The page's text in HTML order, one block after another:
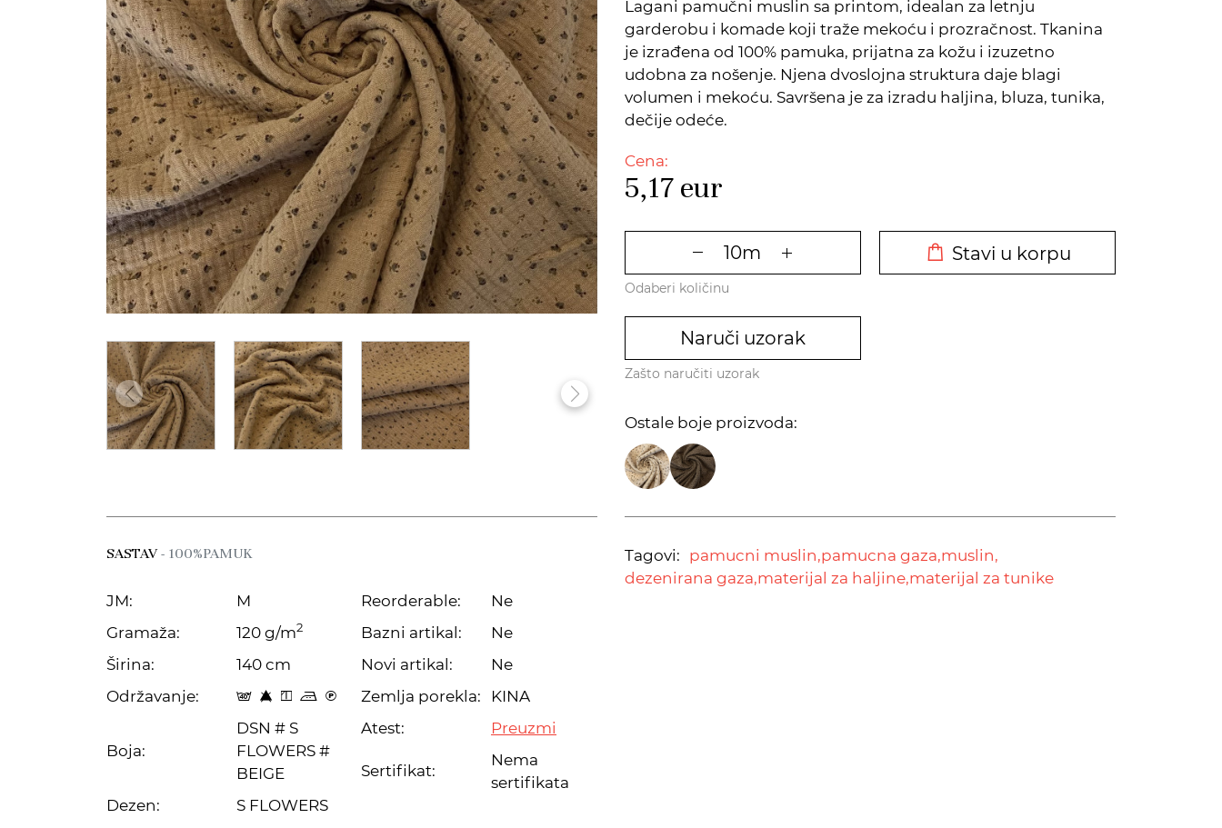
Lagani pamučni muslin sa printom, idealan za letnju
garderobu i komade koji traže mekoću i prozračnost. Tkanina
je izrađena od 100% pamuka, prijatna za kožu i izuzetno
udobna za nošenje. Njena dvoslojna struktura daje blagi
volumen i mekoću. Savršena je za izradu haljina, bluza, tunika,
dečije odeće.
Cena:
5,17 eur
Stavi u korpu
Odaberi količinu
Naruči uzorak
Zašto naručiti uzorak
Ostale boje proizvoda:
SASTAV- 100%PAMUK
JM:
M
Gramaža:
120 g/m2
Širina:
140 cm
Održavanje:
t 8 y p C
Boja:
DSN # S
FLOWERS #
BEIGE
Dezen:
S FLOWERS
Reorderable:
Ne
Bazni artikal:
Ne
Novi artikal:
Ne
Zemlja porekla:
KINA
Atest:
Preuzmi
Sertifikat:
Nema
sertifikata
Tagovi: pamucni muslin,pamucna gaza,muslin,
dezenirana gaza,materijal za haljine,materijal za tunike